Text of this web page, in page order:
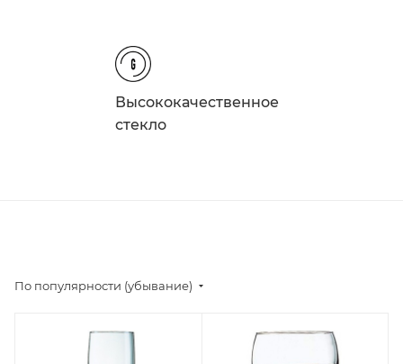
Высококачественное
стекло
По популярности (убывание)